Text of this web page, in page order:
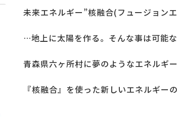
未来エネルギー”核融合(フュージョン
…地上に太陽を作る。そんな事は可能な
青森県六ヶ所村に夢のようなエネルギ
『核融合』を使った新しいエネルギー